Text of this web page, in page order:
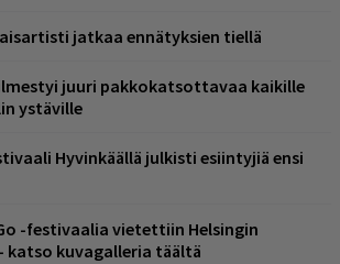
jatkaa ennätyksien tiellä
ilmestyi juuri pakkokatsottavaa kaikille
ystäville
Hyvinkäällä julkisti esiintyjiä ensi
-festivaalia vietettiin Helsingin
katso kuvagalleria täältä